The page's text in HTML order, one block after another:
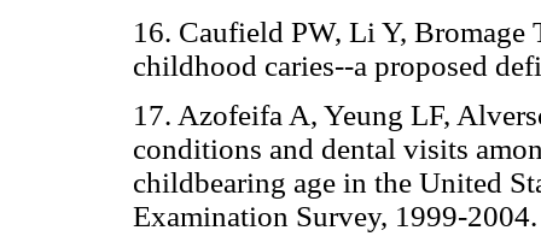
16. Caufield PW, Li Y, Bromage
childhood caries--a proposed
17. Azofeifa A, Yeung LF,
conditions and dental visits
childbearing age in the United
Examination Survey, 1999-